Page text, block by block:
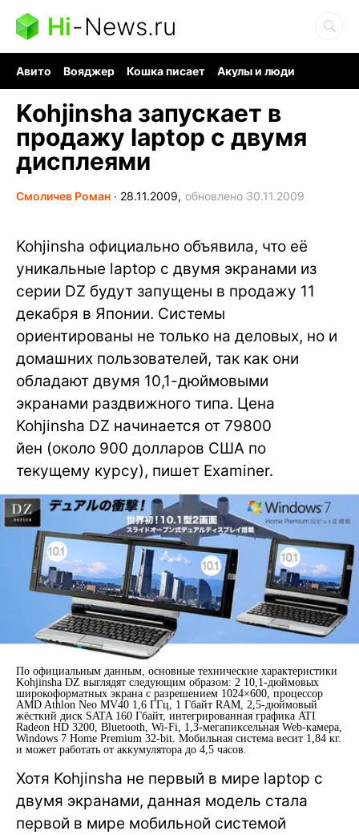
Hi-News.ru
Авито Вояджер Кошка писает
Акулы и люди
Kohjinsha запускает в
продажу laptop с двумя
дисплеями
Смоличев Роман ∙ 28.11.2009, обновлено 30.11.2009
Kohjinsha официально объявила, что её
уникальные laptop c двумя экранами из
серии DZ будут запущены в продажу 11
декабря в Японии. Системы
ориентированы не только на деловых, но и
домашних пользователей, так как они
обладают двумя 10,1-дюймовыми
экранами раздвижного типа. Цена
Kohjinsha DZ начинается от 79800
йен (около 900 долларов США по
текущему курсу), пишет Examiner.
По официальным данным, основные технические характеристики
Kohjinsha DZ выглядят следующим образом: 2 10,1-дюймовых
широкоформатных экрана с разрешением 1024×600, процессор
AMD Athlon Neo MV40 1,6 ГГц, 1 Гбайт RAM, 2,5-дюймовый
жёсткий диск SATA 160 Гбайт, интегрированная графика ATI
Radeon HD 3200, Bluetooth, Wi-Fi, 1,3-мегапиксельная Web-камера,
Windows 7 Home Premium 32-bit. Мобильная система весит 1,84 кг.
и может работать от аккумулятора до 4,5 часов.
Хотя Kohjinsha не первый в мире laptop с
двумя экранами, данная модель стала
первой в мире мобильной системой